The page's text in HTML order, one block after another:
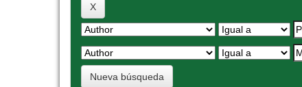
Nueva búsqueda